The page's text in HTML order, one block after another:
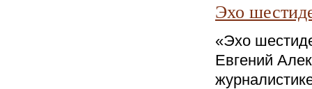
Эхо
«Эхо
Евгений